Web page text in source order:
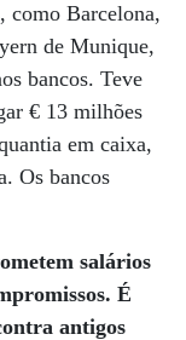
como Barcelona,
de Munique,
bancos. Teve
€ 13 milhões
em caixa,
Os bancos
salários
É
antigos